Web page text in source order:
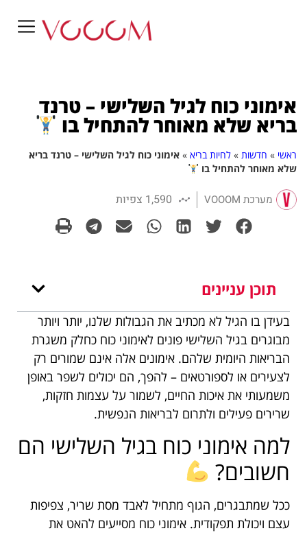
אימוני כוח לגיל השלישי – טרנד
בריא שלא מאוחר להתחיל בו
ראשי » חדשות » לחיות בריא » אימוני כוח לגיל השלישי – טרנד בריא
שלא מאוחר להתחיל בו
מערכת VOOOM 1,590 צפיות
תוכן עניינים
בעידן בו הגיל לא מכתיב את הגבולות שלנו, יותר ויותר
מבוגרים בגיל השלישי פונים לאימוני כוח כחלק משגרת
הבריאות היומית שלהם. אימונים אלה אינם שמורים רק
לצעירים או לספורטאים – להפך, הם יכולים לשפר באופן
משמעותי את איכות החיים, לשמור על עצמות חזקות,
שרירים פעילים ולתרום לבריאות הנפשית.
למה אימוני כוח בגיל השלישי הם
חשובים?
ככל שמתבגרים, הגוף מתחיל לאבד מסת שריר, צפיפות
עצם ויכולת תפקודית. אימוני כוח מסייעים להאט את